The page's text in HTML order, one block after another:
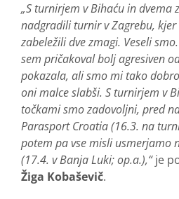
„S turnirjem v Bihaću in dvema
nadgradili turnir v Zagrebu,
zabeležili dve zmagi. Veseli
sem pričakoval bolj agresiven
pokazala, ali smo mi tako
oni malce slabši. S turnirjem v
točkami smo zadovoljni, pred
Parasport Croatia (16.3. na
potem pa vse misli usmerjamo
(17.4. v Banja Luki; op.a.),“je
Žiga Kobaševič.